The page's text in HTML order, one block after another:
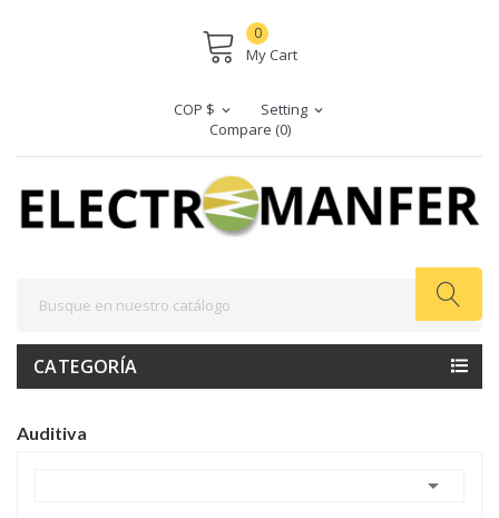
0
My Cart
COP $ expand_more Setting expand_more
Compare (0)
CATEGORÍA
Auditiva
